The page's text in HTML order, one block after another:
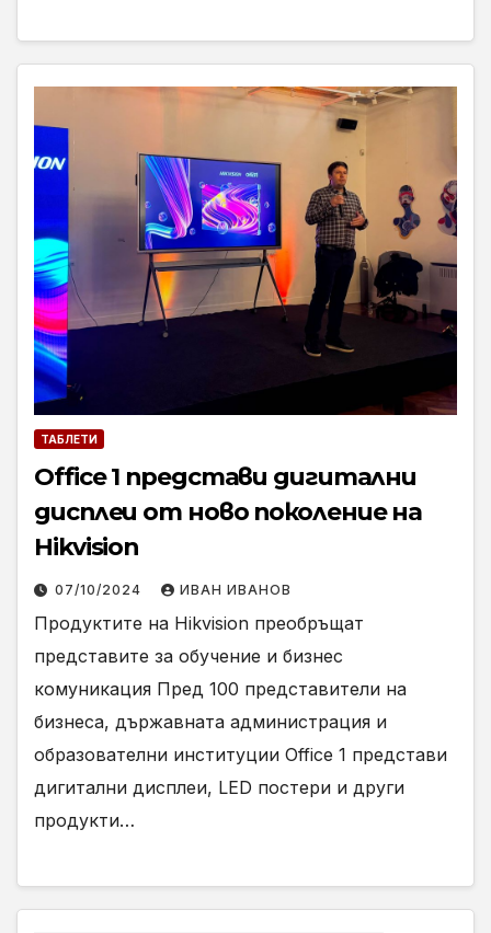
ТАБЛЕТИ
Office 1 представи дигитални
дисплеи от ново поколение на
Hikvision
07/10/2024 ИВАН ИВАНОВ
Продуктите на Hikvision преобръщат
представите за обучение и бизнес
комуникация Пред 100 представители на
бизнеса, държавната администрация и
образователни институции Office 1 представи
дигитални дисплеи, LED постери и други
продукти…